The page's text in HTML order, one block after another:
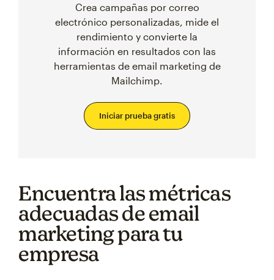
Crea campañas por correo
electrónico personalizadas, mide el
rendimiento y convierte la
información en resultados con las
herramientas de email marketing de
Mailchimp.
Iniciar prueba gratis
Encuentra las métricas
adecuadas de email
marketing para tu
empresa